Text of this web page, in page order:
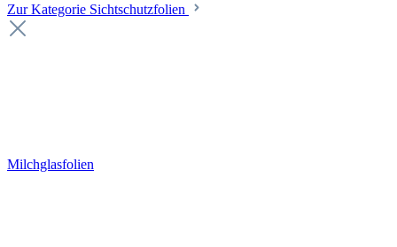
Zur Kategorie Sichtschutzfolien
Milchglasfolien